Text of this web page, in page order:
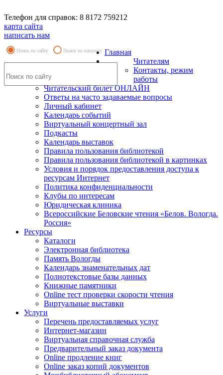
Телефон для справок: 8 8172 759212
карта сайта
написать нам
Поиск по сайту Поиск по каталогу Главная
Читателям
Контакты, режим
работы
Читательский билет ОНЛАЙН
Ответы на часто задаваемые вопросы
Личный кабинет
Календарь событий
Виртуальный концертный зал
Подкасты
Календарь выставок
Правила пользования библиотекой
Правила пользования библиотекой в картинках
Условия и порядок предоставления доступа к
ресурсам Интернет
Политика конфиденциальности
Клубы по интересам
Юридическая клиника
Всероссийские Беловские чтения «Белов. Вологда.
Россия»
Ресурсы
Каталоги
Электронная библиотека
Память Вологды
Календарь знаменательных дат
Полнотекстовые базы данных
Книжные памятники
Online тест проверки скорости чтения
Виртуальные выставки
Услуги
Перечень предоставляемых услуг
Интернет-магазин
Виртуальная справочная служба
Предварительный заказ документа
Online продление книг
Online заказ копий документов